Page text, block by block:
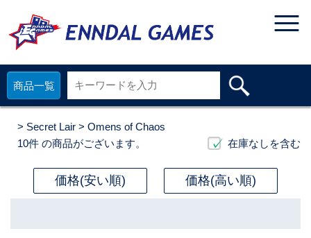
商品一覧
> Secret Lair > Omens of Chaos
10件 の商品がございます。 在庫なしを含む
価格(安い順) 価格(高い順)